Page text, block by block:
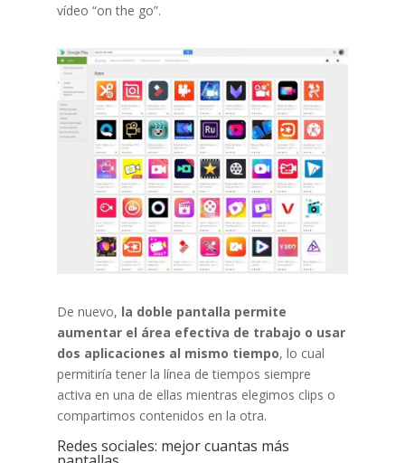
vídeo “on the go”.
De nuevo, la doble pantalla permite
aumentar el área efectiva de trabajo o usar
dos aplicaciones al mismo tiempo, lo cual
permitiría tener la línea de tiempos siempre
activa en una de ellas mientras elegimos clips o
compartimos contenidos en la otra.
Redes sociales: mejor cuantas más